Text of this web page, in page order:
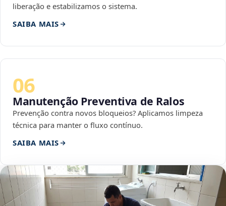
liberação e estabilizamos o sistema.
SAIBA MAIS
06
Manutenção Preventiva de Ralos
Prevenção contra novos bloqueios? Aplicamos limpeza
técnica para manter o fluxo contínuo.
SAIBA MAIS